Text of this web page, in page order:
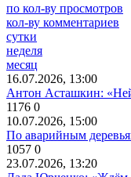
по кол-ву просмотров
кол-ву комментариев
сутки
неделя
месяц
16.07.2026, 13:00
Антон Асташкин:
1176 0
10.07.2026, 15:00
По аварийным
1057 0
23.07.2026, 13:20